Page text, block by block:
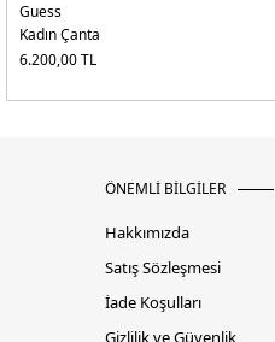
Guess
Kadın Çanta
6.200,00TL
ÖNEMLİ BİLGİLER
Hakkımızda
Satış Sözleşmesi
İade Koşulları